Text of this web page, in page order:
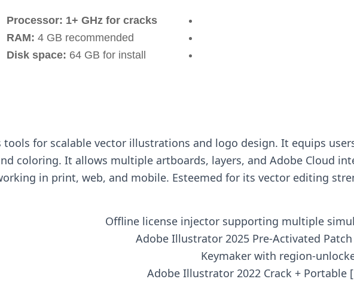
Processor: 1+ GHz for cracks
RAM: 4 GB recommended
Disk space: 64 GB for install
for scalable vector illustrations and logo design. It equips
coloring. It allows multiple artboards, layers, and Adobe Cloud
in print, web, and mobile. Esteemed for its vector editing
Offline license injector supporting multiple
Adobe Illustrator 2025 Pre-Activated Patch
Keymaker with region-
Adobe Illustrator 2022 Crack + Portable